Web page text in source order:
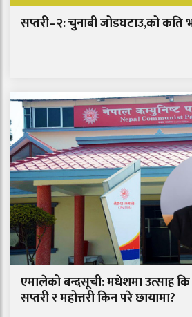
सप्तरी–२: चुनाबी जोडघटाउ,को कति
एमालेको बन्दसूची: मधेशमा उत्साह कि
सप्तरी र महोत्तरी किन परे छायामा?